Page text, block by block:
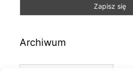
Archiwum
Archiwum